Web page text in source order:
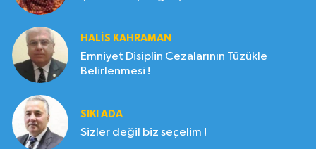
HALIS KAHRAMAN
Emniyet Disiplin Cezalarının Tüzükle
Belirlenmesi !
SIKI ADA
Sizler değil biz seçelim !